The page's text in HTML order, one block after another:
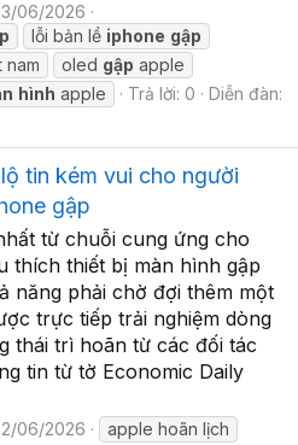
06/2026
lỗi bản lề iphone gập
nam
oled gập apple
hình apple Trả lời: 0
Diễn đàn:
tin kém vui cho người
gập
từ chuỗi cung ứng cho
thích thiết bị màn hình gập
năng phải chờ đợi thêm một
trực tiếp trải nghiệm dòng
thái trì hoãn từ các đối tác
tin từ tờ Economic Daily
06/2026
apple hoãn lịch